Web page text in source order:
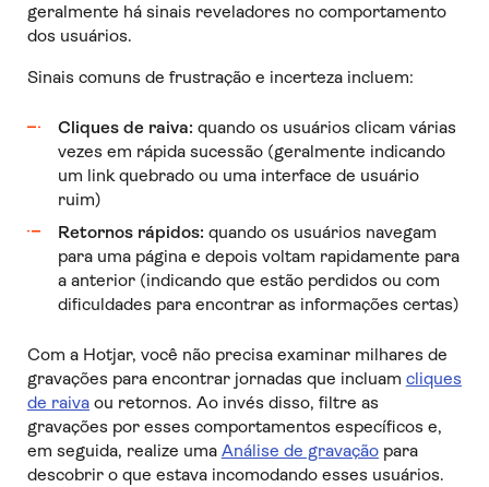
geralmente há sinais reveladores no comportamento
dos usuários.
Sinais comuns de frustração e incerteza incluem:
Cliques de raiva: quando os usuários clicam várias
vezes em rápida sucessão (geralmente indicando
um link quebrado ou uma interface de usuário
ruim)
Retornos rápidos: quando os usuários navegam
para uma página e depois voltam rapidamente para
a anterior (indicando que estão perdidos ou com
dificuldades para encontrar as informações certas)
Com a Hotjar, você não precisa examinar milhares de
gravações para encontrar jornadas que incluam cliques
de raivaou retornos. Ao invés disso, filtre as
gravações por esses comportamentos específicos e,
em seguida, realize uma Análise de gravaçãopara
descobrir o que estava incomodando esses usuários.